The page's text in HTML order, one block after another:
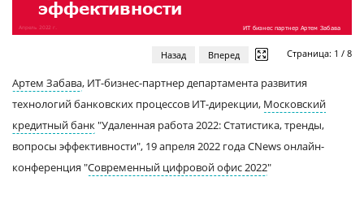
Назад Вперед Страница: 1 / 8
Артем Забава, ИТ-бизнес-партнер департамента развития
технологий банковских процессов ИТ-дирекции, Московский
кредитный банк"Удаленная работа 2022: Статистика, тренды,
вопросы эффективности", 19 апреля 2022 года CNews онлайн-
конференция "Современный цифровой офис 2022"